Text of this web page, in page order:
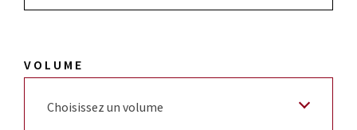
VOLUME
Choisissez un volume